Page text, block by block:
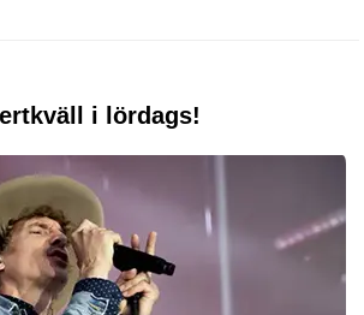
i lördags!